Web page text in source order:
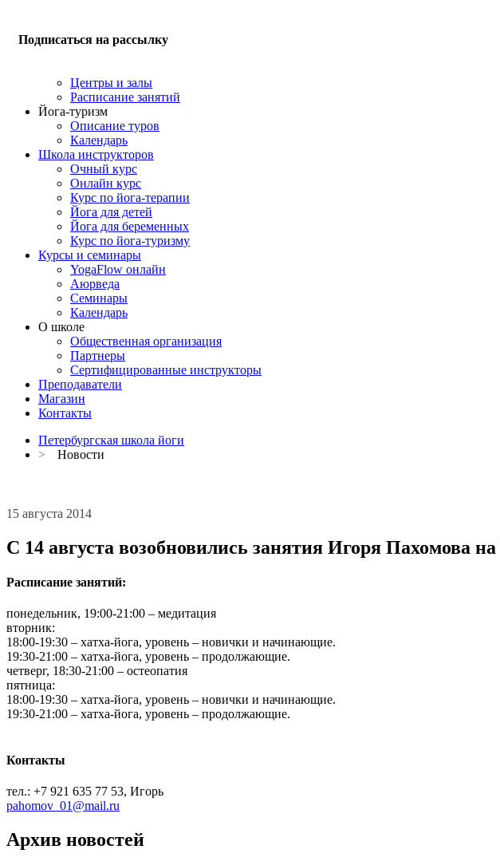
Подписаться на рассылку
Центры и залы
Расписание занятий
Йога-туризм
Описание туров
Календарь
Школа инструкторов
Очный курс
Онлайн курс
Курс по йога-терапии
Йога для детей
Йога для беременных
Курс по йога-туризму
Курсы и семинары
YogaFlow онлайн
Аюрведа
Семинары
Календарь
О школе
Общественная организация
Партнеры
Сертифицированные инструкторы
Преподаватели
Магазин
Контакты
Петербургская школа йоги
>
Новости
15 августа 2014
С 14 августа возобновились занятия Игоря Пахомова
Расписание занятий:
понедельник, 19:00-21:00 – медитация
вторник:
18:00-19:30 – хатха-йога, уровень – новички и начинающие.
19:30-21:00 – хатха-йога, уровень – продолжающие.
четверг, 18:30-21:00 – остеопатия
пятница:
18:00-19:30 – хатха-йога, уровень – новички и начинающие.
19:30-21:00 – хатха-йога, уровень – продолжающие.
Контакты
тел.: +7 921 635 77 53, Игорь
pahomov_01@mail.ru
Архив новостей